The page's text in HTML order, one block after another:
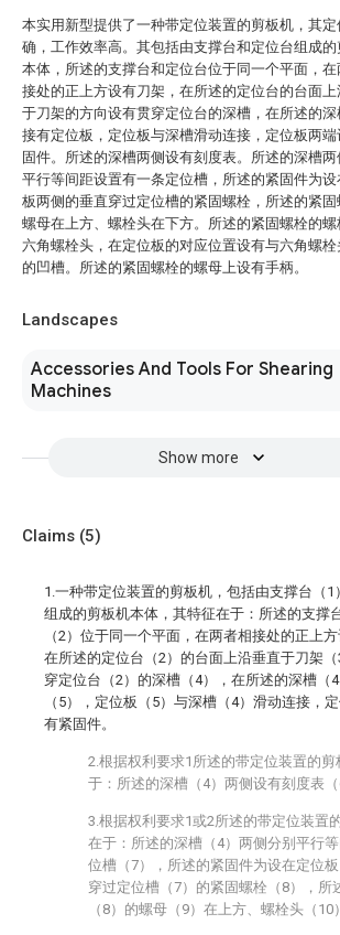
本实用新型提供了一种带定位装置的剪板机，其定
确，工作效率高。其包括由支撑台和定位台组成的
本体，所述的支撑台和定位台位于同一个平面，在
接处的正上方设有刀架，在所述的定位台的台面上
于刀架的方向设有贯穿定位台的深槽，在所述的深
接有定位板，定位板与深槽滑动连接，定位板两端
固件。所述的深槽两侧设有刻度表。所述的深槽两
平行等间距设置有一条定位槽，所述的紧固件为设
板两侧的垂直穿过定位槽的紧固螺栓，所述的紧固
螺母在上方、螺栓头在下方。所述的紧固螺栓的螺
六角螺栓头，在定位板的对应位置设有与六角螺栓
的凹槽。所述的紧固螺栓的螺母上设有手柄。
Landscapes
Accessories And Tools For Shearing
Machines
Show more
Claims (5)
1.一种带定位装置的剪板机，包括由支撑台（1
组成的剪板机本体，其特征在于：所述的支撑
（2）位于同一个平面，在两者相接处的正上
在所述的定位台（2）的台面上沿垂直于刀架
穿定位台（2）的深槽（4），在所述的深槽（
（5），定位板（5）与深槽（4）滑动连接，
有紧固件。
2.根据权利要求1所述的带定位装置的剪
于：所述的深槽（4）两侧设有刻度表（
3.根据权利要求1或2所述的带定位装置
在于：所述的深槽（4）两侧分别平行
位槽（7），所述的紧固件为设在定位
穿过定位槽（7）的紧固螺栓（8），所
（8）的螺母（9）在上方、螺栓头（10